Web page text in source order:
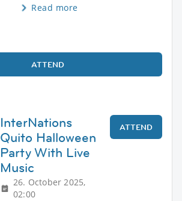
Read more
ATTEND
InterNations
Quito Halloween
Party With Live
Music
26. October 2025,
02:00
ATTEND